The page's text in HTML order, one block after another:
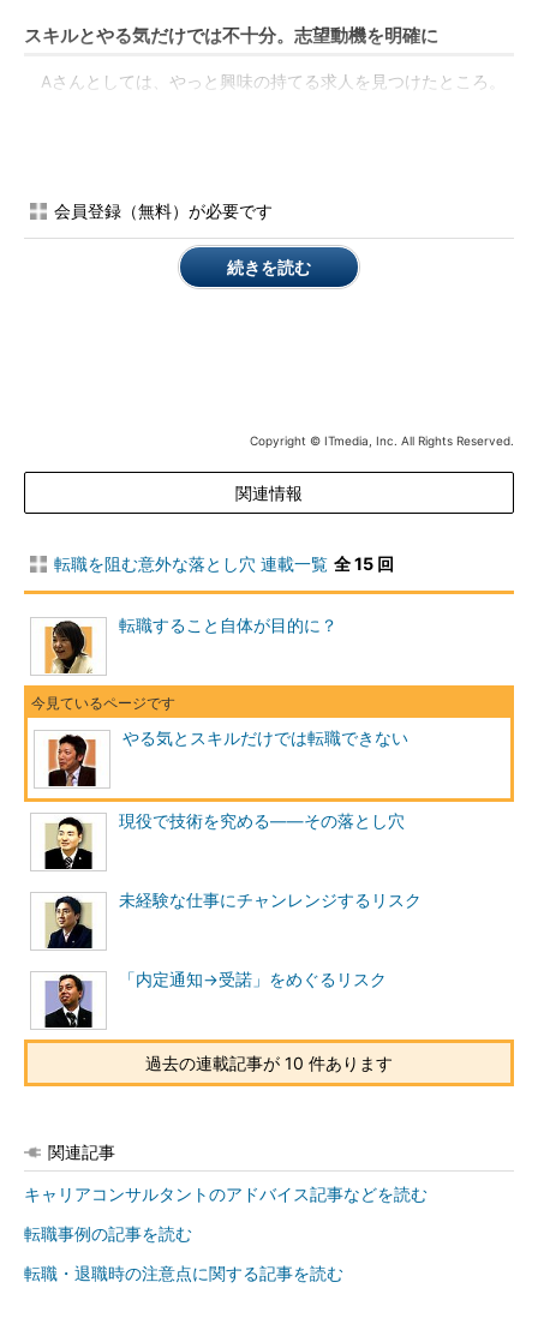
スキルとやる気だけでは不十分。志望動機を明確に
Aさんとしては、やっと興味の持てる求人を見つけたところ。
とでは、世界が異なります。共通しているのはベースとなる技術
だけ。若手とはいえ、やる気だけでは採用されないのです。
かかわる業界や分野、求められる役割が違う仕事へ転職する場
た。企業が運営するサイトの会員になり、サービスの研究もした
ようです。
すると、自分が携わりたいこと、企業に貢献できそうなことが
より明確に、具体的になってきたのです。サービス向上のために
自分の技術力を生かすことが、大きなモチベーションになること
にも気付きました。そして、いずれは技術者の代表として、企画
段階からサービスにかかわりたい、という将来像も描くことがで
きました。
その甲斐あって、彼は面接で技術力だけでなく、意欲と企画業
務へのポテンシャルを高く評価され、無事志望企業に入社を果た
しました。
必要なのは「考え抜く」こと
転職活動において面接の前にしておくべきこととは何でしょう
か。
面接対策として、志望理由や経歴や自分の強みをまとめておく
ことが必要だと思う方が多いようです。もちろんまとめるのも重
要ではありますが、それだけの準備ではとても十分とはいえませ
し、面接官がどんなコミュニケーションを取る人間で、志望者の
どこを見ようとしているか、どんな質問をするかは分からないの
です。私たちのような転職アドバイザーでも、正確に予知するこ
とは不可能です。
こう聞かれたらこう答えよう。そのように考えて面接に臨んだ
会員登録（無料）が必要です
続きを読む
Copyright © ITmedia, Inc. All Rights Reserved.
関連情報
転職を阻む意外な落とし穴 連載一覧 全 15 回
転職すること自体が目的に？
やる気とスキルだけでは転職できない
現役で技術を究める――その落とし穴
未経験な仕事にチャンレンジするリスク
「内定通知→受諾」をめぐるリスク
過去の連載記事が 10 件あります
関連記事
キャリアコンサルタントのアドバイス記事などを読む
転職事例の記事を読む
転職・退職時の注意点に関する記事を読む